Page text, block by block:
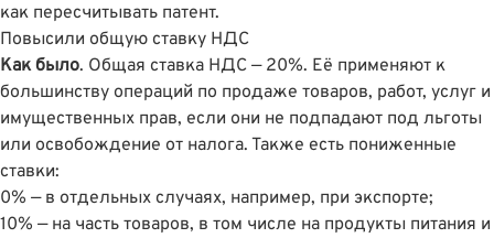
как пересчитывать патент.
Повысили общую ставку НДС
Как было. Общая ставка НДС — 20%. Её применяют к
большинству операций по продаже товаров, работ, услуг и
имущественных прав, если они не подпадают под льготы
или освобождение от налога. Также есть пониженные
ставки:
0% — в отдельных случаях, например, при экспорте;
10% — на часть товаров, в том числе на продукты питания и